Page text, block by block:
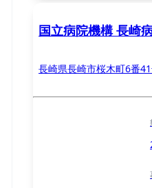
国立病院機構 長崎
長崎県長崎市桜木町6番